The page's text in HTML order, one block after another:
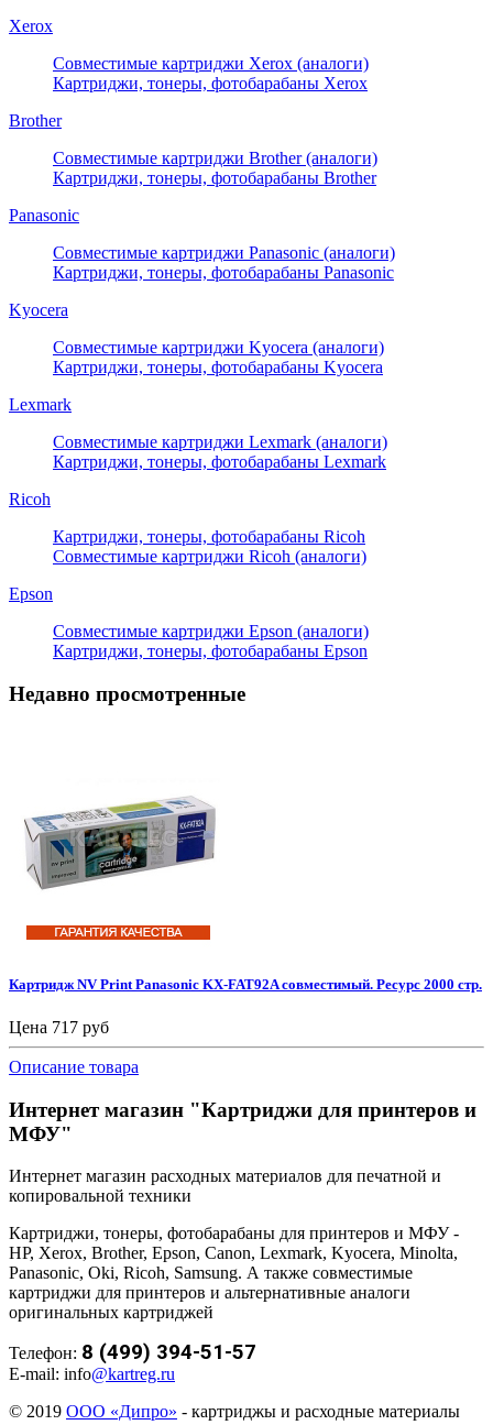
Xerox
Совместимые картриджи Xerox (аналоги)
Картриджи, тонеры, фотобарабаны Xerox
Brother
Совместимые картриджи Brother (аналоги)
Картриджи, тонеры, фотобарабаны Brother
Panasonic
Совместимые картриджи Panasonic (аналоги)
Картриджи, тонеры, фотобарабаны Panasonic
Kyocera
Совместимые картриджи Kyocera (аналоги)
Картриджи, тонеры, фотобарабаны Kyocera
Lexmark
Совместимые картриджи Lexmark (аналоги)
Картриджи, тонеры, фотобарабаны Lexmark
Ricoh
Картриджи, тонеры, фотобарабаны Ricoh
Совместимые картриджи Ricoh (аналоги)
Epson
Совместимые картриджи Epson (аналоги)
Картриджи, тонеры, фотобарабаны Epson
Недавно просмотренные
Картридж NV Print Panasonic KX-FAT92A совместимый. Ресурс 2000 стр.
Цена 717 руб
Описание товара
Интернет магазин "Картриджи для принтеров и
МФУ"
Интернет магазин расходных материалов для печатной и
копировальной техники
Картриджи, тонеры, фотобарабаны для принтеров и МФУ -
HP, Xerox, Brother, Epson, Canon, Lexmark, Kyocera, Minolta,
Panasonic, Oki, Ricoh, Samsung. А также совместимые
картриджи для принтеров и альтернативные аналоги
оригинальных картриджей
Телефон: 8 (499) 394-51-57
E-mail: info@kartreg.ru
© 2019 ООО «Дипро» - картриджы и расходные материалы